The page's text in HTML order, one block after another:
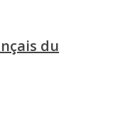
du